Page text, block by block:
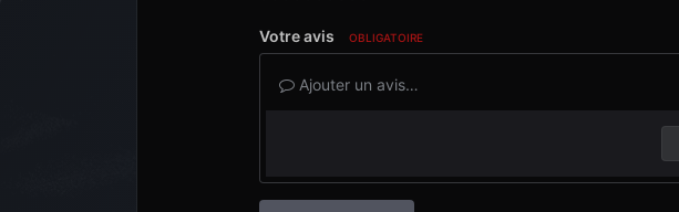
Votre avis OBLIGATOIRE
Ajouter un avis…